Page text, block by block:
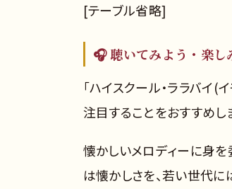
[テーブル省略]
🎧 聴いてみよう・楽し
「ハイスクール・ララバイ
注目することをおすすめし
懐かしいメロディーに身
は懐かしさを、若い世代